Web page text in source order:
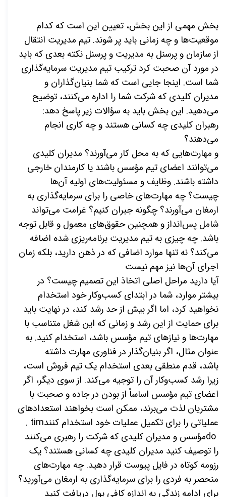
بخش مهمی از این بخش، تعیین این است که کدام
موقعیت‌ها و چه زمانی باید پر شوند. تیم مدیریت انتقال
از سازمان و پرسنل به مدیریت و پرسنل نکته بعدی که باید
در مورد آن صحبت کرد ترکیب تیم مدیریت سرمایه‌گذاری
شما است. اینجا جایی است که شما بنیان‌گذاران و
مدیران کلیدی که شرکت شما را اداره می‌کنند، توضیح
می‌دهید. این بخش باید به سؤالات زیر پاسخ دهد:
رهبران کلیدی چه کسانی هستند و چه کاری انجام
می‌دهند؟
و مهارت‌هایی که به محل کار می‌آورند؟ مدیران کلیدی
می‌توانند اعضای تیم مؤسس باشند یا کارمندان خارجی
داشته باشند. وظایف و مسئولیت‌های اولیه آن‌ها
چیست؟ چه مهارت‌های خاصی را برای سرمایه‌گذاری به
ارمغان می‌آورند؟ چگونه جبران کنیم؟ غرامت می‌تواند
شامل پس‌انداز و همچنین حقوق‌های معمول و قابل توجه
باشد. چه چیزی به تیم مدیریت برنامه‌ریزی شده اضافه
می‌کند؟ نه تنها موارد اضافی که در ذهن دارید، بلکه زمان
اجرای آن‌ها نیز مهم نیست
آیا دارید مراحل اصلی اتخاذ این تصمیم چیست؟ در
بیشتر موارد، شما در ابتدای کسب‌وکار خود استخدام
نخواهید کرد، اما اگر بیش از حد رشد کند، در نهایت باید
برای حمایت از این رشد و زمانی که این شغل متناسب با
مهارت‌ها و نیازهای تیم مؤسس باشد، استخدام کنید. به
عنوان مثال، اگر بنیان‌گذار در فناوری مهارت داشته
باشد، قدم منطقی بعدی استخدام یک تیم فروش است،
زیرا رشد کسب‌وکار آن را توجیه می‌کند. از سوی دیگر، اگر
اعضای تیم مؤسس اساساً از بودن در جاده و صحبت با
مشتریان لذت می‌برند، ممکن است بخواهند استعدادهای
عملیاتی را برای تکمیل عملیات خود استخدام کنند. tim
doمؤسس و مدیران کلیدی که شرکت را رهبری می‌کنند
را توصیف کنید مدیران کلیدی چه کسانی هستند؟ یک
رزومه کوتاه در فایل پیوست قرار دهید. چه مهارت‌های
منحصر به فردی را برای سرمایه‌گذاری به ارمغان می‌آورید؟
برای ادامه زندگی به اندازه کافی پول دریافت کنید